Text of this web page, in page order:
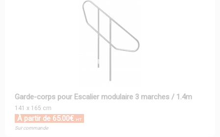
Garde-corps pour Escalier modulaire 3 marches / 1.4m
141 x 165 cm
À partir de 65.00€ HT
Sur commande